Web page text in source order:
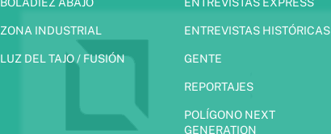
ZONA INDUSTRIAL
LUZ DEL TAJO / FUSIÓN
ENTREVISTAS HISTÓRICAS
GENTE
REPORTAJES
POLÍGONO NEXT
GENERATION